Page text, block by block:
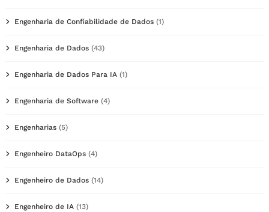
Engenharia de Confiabilidade de Dados (1)
Engenharia de Dados (43)
Engenharia de Dados Para IA (1)
Engenharia de Software (4)
Engenharias (5)
Engenheiro DataOps (4)
Engenheiro de Dados (14)
Engenheiro de IA (13)